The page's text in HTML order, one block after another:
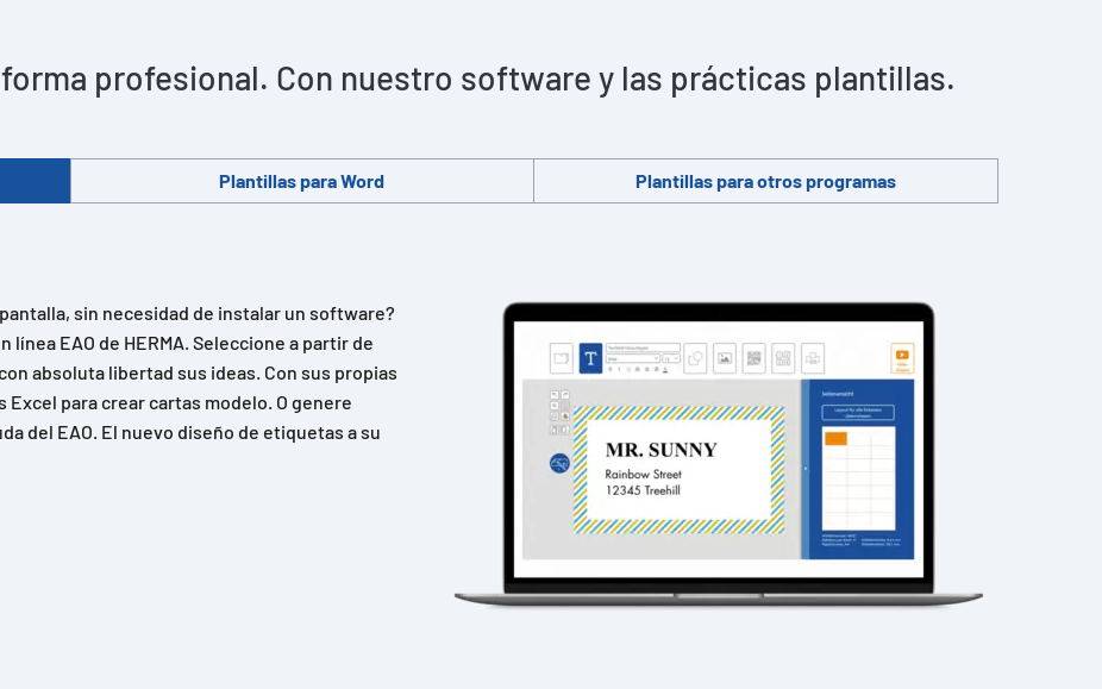
profesional. Con nuestro software y las prácticas plantillas.
Plantillas para Word Plantillas para otros programas
sin necesidad de instalar un software?
EAO de HERMA. Seleccione a partir de
absoluta libertad sus ideas. Con sus propias
para crear cartas modelo. O genere
del EAO. El nuevo diseño de etiquetas a su